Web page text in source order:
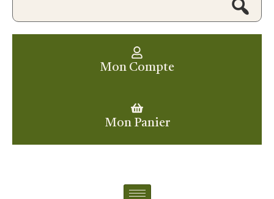
Mon Compte
Mon Panier